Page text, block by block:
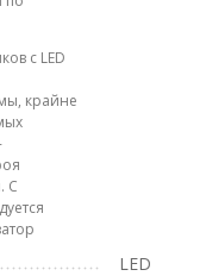
с LED
крайне
С
LED